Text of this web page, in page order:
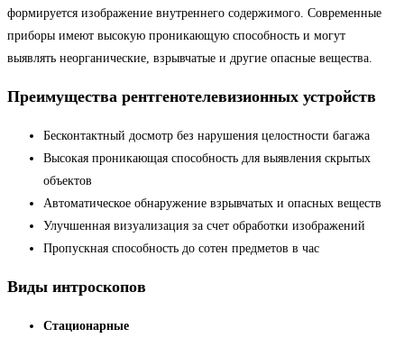
формируется изображение внутреннего содержимого. Современные
приборы имеют высокую проникающую способность и могут
выявлять неорганические, взрывчатые и другие опасные вещества.
Преимущества рентгенотелевизионных устройств
Бесконтактный досмотр без нарушения целостности багажа
Высокая проникающая способность для выявления скрытых
объектов
Автоматическое обнаружение взрывчатых и опасных веществ
Улучшенная визуализация за счет обработки изображений
Пропускная способность до сотен предметов в час
Виды интроскопов
Стационарные